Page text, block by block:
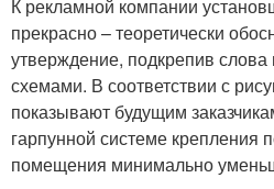
К рекламной компании
прекрасно – теоретически
утверждение, подкрепив
схемами. В соответствии с
показывают будущим
гарпунной системе крепления
помещения минимально